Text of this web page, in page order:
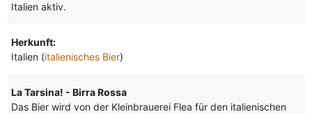
Italien aktiv.
Herkunft:
Italien (italienisches Bier)
La Tarsina! - Birra Rossa
Das Bier wird von der Kleinbrauerei Flea für den italienischen